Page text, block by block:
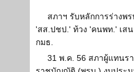
สภาฯ รับหลักการร่างพ
'สส.ปชป.' ท้วง 'คนพท.' เส
กมธ.
31 พ.ค. 56 สภาผู้แทนร